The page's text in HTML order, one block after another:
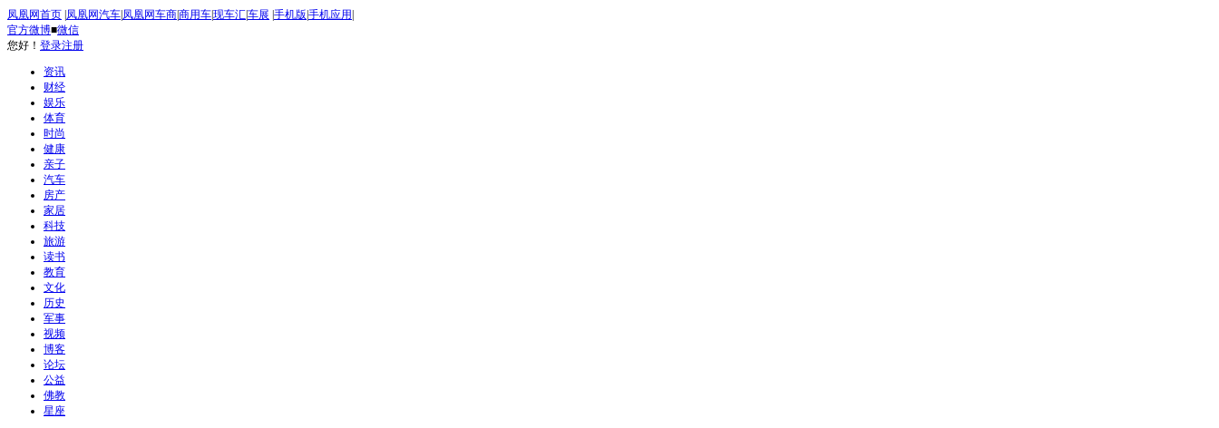
凤凰网首页 凤凰网汽车 凤凰网车商商用车现车汇车展 手机版 手机应用
官方微博■微信
您好！ 登录注册
资讯
财经
娱乐
体育
时尚
健康
亲子
汽车
房产
家居
科技
旅游
读书
教育
文化
历史
军事
视频
博客
论坛
公益
佛教
星座